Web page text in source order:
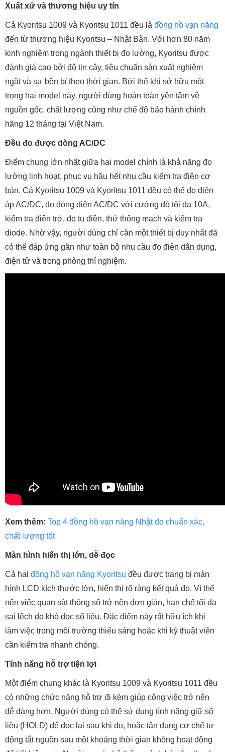
Xuất xứ và thương hiệu uy tín
Cả Kyoritsu 1009 và Kyoritsu 1011 đều là đồng hồ vạn năng
đến từ thương hiệu Kyoritsu – Nhật Bản. Với hơn 80 năm
kinh nghiệm trong ngành thiết bị đo lường, Kyoritsu được
đánh giá cao bởi độ tin cậy, tiêu chuẩn sản xuất nghiêm
ngặt và sự bền bỉ theo thời gian. Bởi thế khi sở hữu một
trong hai model này, người dùng hoàn toàn yên tâm về
nguồn gốc, chất lượng cũng như chế độ bảo hành chính
hãng 12 tháng tại Việt Nam.
Đều đo được dòng AC/DC
Điểm chung lớn nhất giữa hai model chính là khả năng đo
lường linh hoạt, phục vụ hầu hết nhu cầu kiểm tra điện cơ
bản. Cả Kyoritsu 1009 và Kyoritsu 1011 đều có thể đo điện
áp AC/DC, đo dòng điện AC/DC với cường độ tối đa 10A,
kiểm tra điện trở, đo tụ điện, thử thông mạch và kiểm tra
diode. Nhờ vậy, người dùng chỉ cần một thiết bị duy nhất đã
có thể đáp ứng gần như toàn bộ nhu cầu đo điện dân dụng,
điện tử và trong phòng thí nghiệm.
Xem thêm: Top 4 đồng hồ vạn năng Nhật đo chuẩn xác,
chất lượng tốt
Màn hình hiển thị lớn, dễ đọc
Cả hai đồng hồ vạn năng Kyoritsu đều được trang bị màn
hình LCD kích thước lớn, hiển thị rõ ràng kết quả đo. Vì thế
nên việc quan sát thông số trở nên đơn giản, hạn chế tối đa
sai lệch do khó đọc số liệu. Đặc điểm này rất hữu ích khi
làm việc trong môi trường thiếu sáng hoặc khi kỹ thuật viên
cần kiểm tra nhanh chóng.
Tính năng hỗ trợ tiện lợi
Một điểm chung khác là Kyoritsu 1009 và Kyoritsu 1011 đều
có những chức năng hỗ trợ đi kèm giúp công việc trở nên
dễ dàng hơn. Người dùng có thể sử dụng tính năng giữ số
liệu (HOLD) để đọc lại sau khi đo, hoặc tận dụng cơ chế tự
động tắt nguồn sau một khoảng thời gian không hoạt động